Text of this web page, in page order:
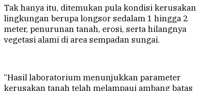
Tak hanya itu, ditemukan pula kondisi kerusakan
lingkungan berupa longsor sedalam 1 hingga 2
meter, penurunan tanah, erosi, serta hilangnya
vegetasi alami di area sempadan sungai.
“Hasil laboratorium menunjukkan parameter
kerusakan tanah telah melampaui ambang batas